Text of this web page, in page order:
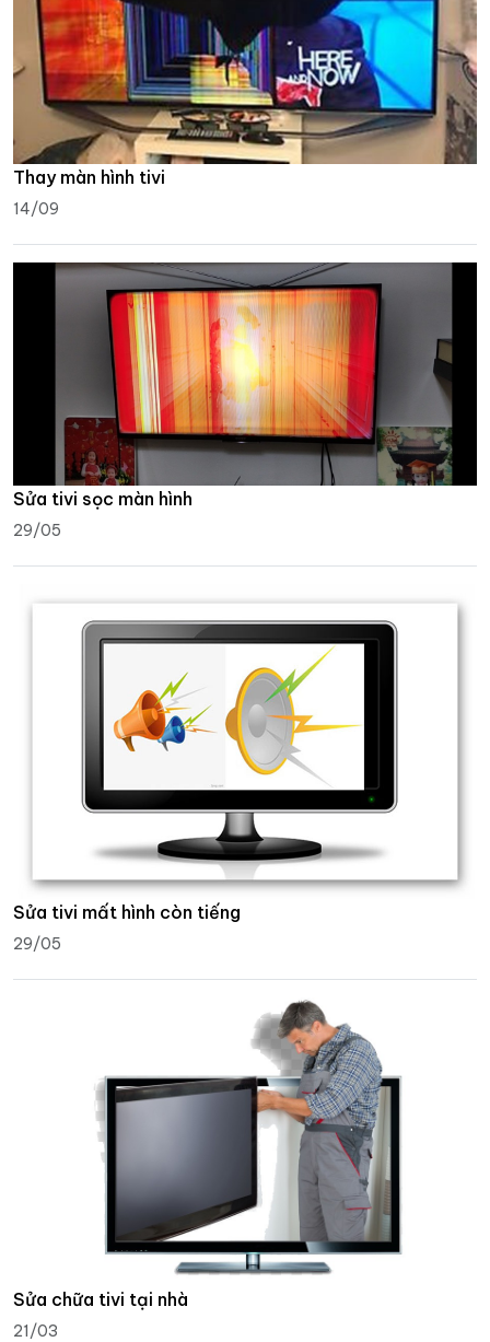
Thay màn hình tivi
14/09
Sửa tivi sọc màn hình
29/05
Sửa tivi mất hình còn tiếng
29/05
Sửa chữa tivi tại nhà
21/03